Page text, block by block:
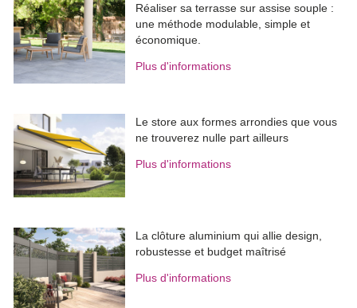
Réaliser sa terrasse sur assise souple :
une méthode modulable, simple et
économique.
Plus d'informations
Le store aux formes arrondies que vous
ne trouverez nulle part ailleurs
Plus d'informations
La clôture aluminium qui allie design,
robustesse et budget maîtrisé
Plus d'informations